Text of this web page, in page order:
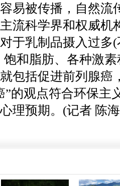
易被传播，自然流
流科学界和权威机
于乳制品摄入过多
和脂肪、各种激
包括促进前列腺癌
”的观点符合环保主
理预期。(记者 陈